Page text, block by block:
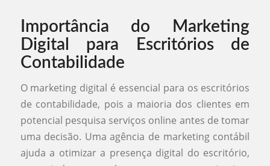
Importância do Marketing
Digital para Escritórios de
Contabilidade
O marketing digital é essencial para os escritórios
de contabilidade, pois a maioria dos clientes em
potencial pesquisa serviços online antes de tomar
uma decisão. Uma agência de marketing contábil
ajuda a otimizar a presença digital do escritório,